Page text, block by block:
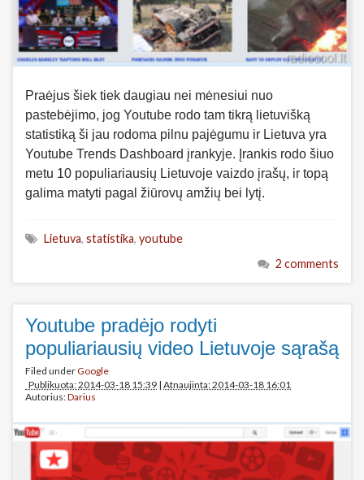
Praėjus šiek tiek daugiau nei mėnesiui nuo
pastebėjimo, jog Youtube rodo tam tikrą lietuvišką
statistiką ši jau rodoma pilnu pajėgumu ir Lietuva yra
Youtube Trends Dashboard įrankyje. Įrankis rodo šiuo
metu 10 populiariausių Lietuvoje vaizdo įrašų, ir topą
galima matyti pagal žiūrovų amžių bei lytį.
Lietuva, statistika, youtube
2 comments
Youtube pradėjo rodyti
populiariausių video Lietuvoje sąrašą
Filed underGoogle
Publikuota: 2014-03-18 15:39 | Atnaujinta: 2014-03-18 16:01
Autorius:Darius